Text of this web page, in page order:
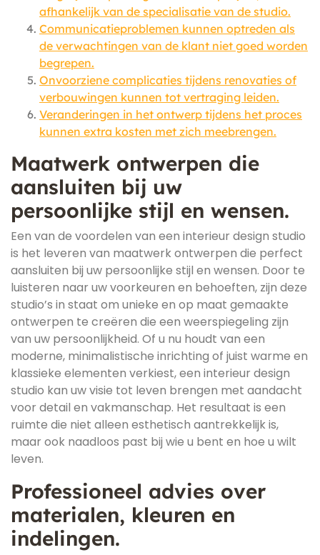
afhankelijk van de specialisatie van de studio.
Communicatieproblemen kunnen optreden als
de verwachtingen van de klant niet goed worden
begrepen.
Onvoorziene complicaties tijdens renovaties of
verbouwingen kunnen tot vertraging leiden.
Veranderingen in het ontwerp tijdens het proces
kunnen extra kosten met zich meebrengen.
Maatwerk ontwerpen die
aansluiten bij uw
persoonlijke stijl en wensen.
Een van de voordelen van een interieur design studio
is het leveren van maatwerk ontwerpen die perfect
aansluiten bij uw persoonlijke stijl en wensen. Door te
luisteren naar uw voorkeuren en behoeften, zijn deze
studio’s in staat om unieke en op maat gemaakte
ontwerpen te creëren die een weerspiegeling zijn
van uw persoonlijkheid. Of u nu houdt van een
moderne, minimalistische inrichting of juist warme en
klassieke elementen verkiest, een interieur design
studio kan uw visie tot leven brengen met aandacht
voor detail en vakmanschap. Het resultaat is een
ruimte die niet alleen esthetisch aantrekkelijk is,
maar ook naadloos past bij wie u bent en hoe u wilt
leven.
Professioneel advies over
materialen, kleuren en
indelingen.